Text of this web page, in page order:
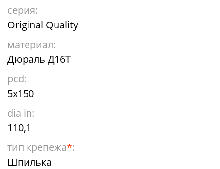
серия:
Original Quality
материал:
Дюраль Д16Т
pcd:
5x150
dia in:
110,1
тип крепежа*:
Шпилька